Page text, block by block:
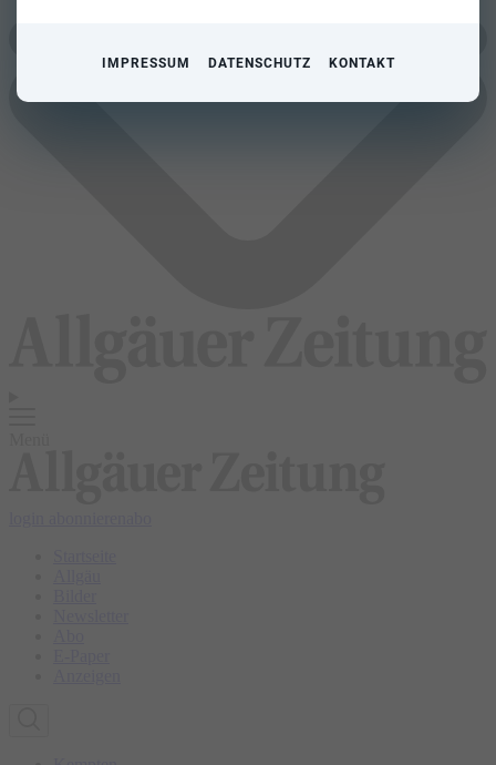
IMPRESSUM DATENSCHUTZ KONTAKT